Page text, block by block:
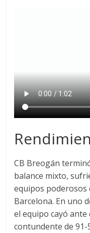
CB Breogán
balance mixto,
equipos poderosos
Barcelona. En uno
el equipo cayó
contundente de 91-